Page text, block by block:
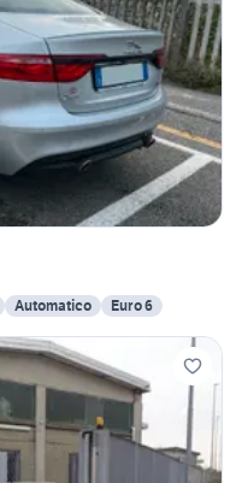
Automatico Euro 6